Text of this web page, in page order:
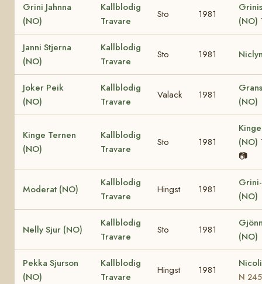
Grini Jahnna
(NO)
Kallblodig
Travare
Sto 1981
(NO)
Janni Stjerna
(NO)
Kallblodig
Travare
Sto 1981
Joker Peik
(NO)
Kallblodig
Travare
Valack 1981
(NO)
Kinge Ternen
(NO)
Kallblodig
Travare
Sto 1981
(NO)
📷
Moderat (NO)
Kallblodig
Travare
Hingst 1981
(NO)
Nelly Sjur (NO)
Kallblodig
Travare
Sto 1981
(NO)
Pekka Sjurson
(NO)
Kallblodig
Travare
Hingst 1981
N